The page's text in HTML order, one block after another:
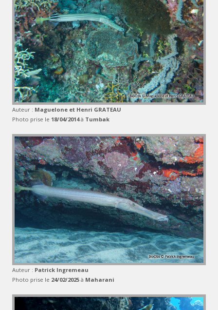
Auteur : Maguelone et Henri GRATEAU
Photo prise le 18/04/2014à Tumbak
Auteur : Patrick Ingremeau
Photo prise le 24/02/2025 à Maharani